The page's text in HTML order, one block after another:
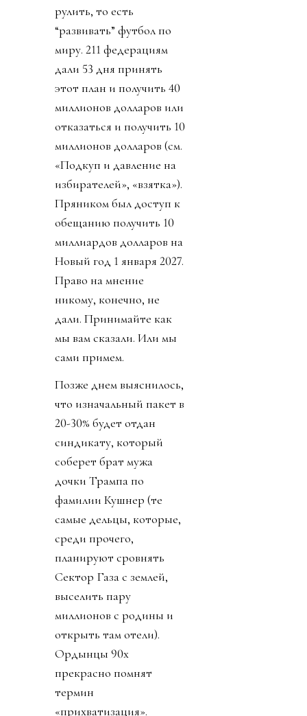
рулить, то есть
“развивать” футбол по
миру. 211 федерациям
дали 53 дня принять
этот план и получить 40
миллионов долларов или
отказаться и получить 10
миллионов долларов (см.
«Подкуп и давление на
избирателей», «взятка»).
Пряником был доступ к
обещанию получить 10
миллиардов долларов на
Новый год 1 января 2027.
Право на мнение
никому, конечно, не
дали. Принимайте как
мы вам сказали. Или мы
сами примем.
Позже днем выяснилось,
что изначальный пакет в
20-30% будет отдан
синдикату, который
соберет брат мужа
дочки Трампа по
фамилии Кушнер (те
самые дельцы, которые,
среди прочего,
планируют сровнять
Сектор Газа с землей,
выселить пару
миллионов с родины и
открыть там отели).
Ордынцы 90х
прекрасно помнят
термин
«прихватизация».